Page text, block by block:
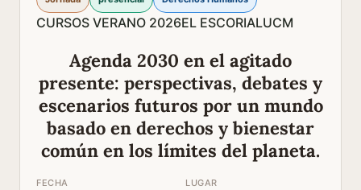
CURSOS VERANO 2026EL ESCORIALUCM
Agenda 2030 en el agitado
presente: perspectivas, debates y
escenarios futuros por un mundo
basado en derechos y bienestar
común en los límites del planeta.
FECHA LUGAR